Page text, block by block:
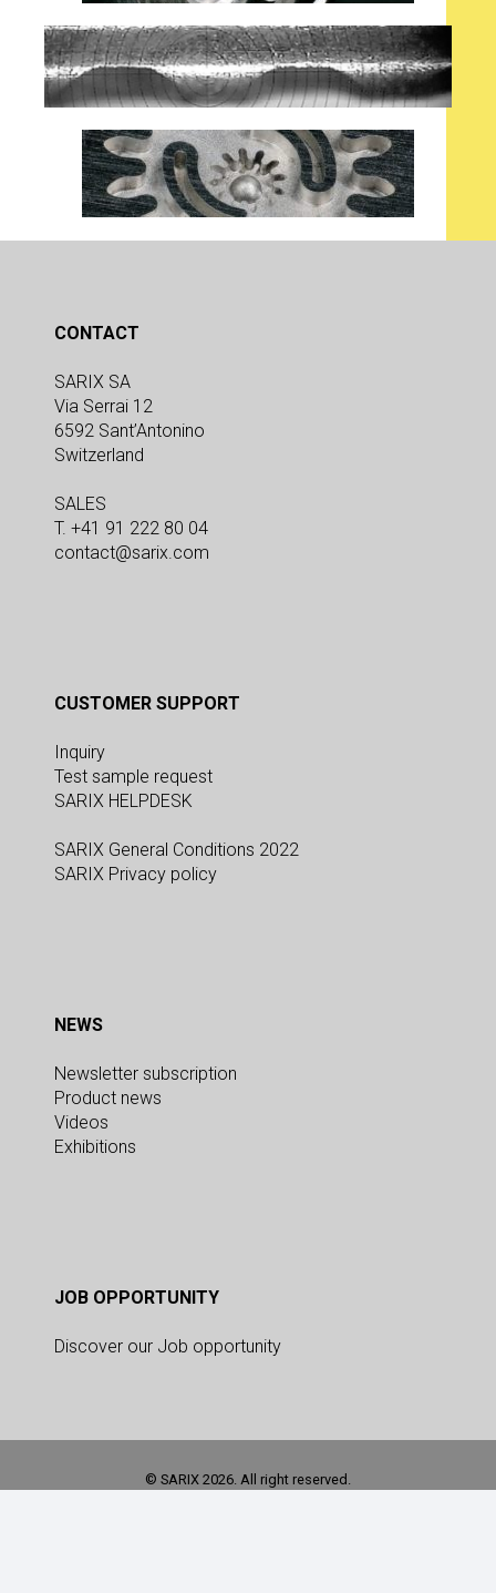
CONTACT
SARIX SA
Via Serrai 12
6592 Sant’Antonino
Switzerland
SALES
T. +41 91 222 80 04
contact@sarix.com
CUSTOMER SUPPORT
Inquiry
Test sample request
SARIX HELPDESK
SARIX General Conditions 2022
SARIX Privacy policy
NEWS
Newsletter subscription
Product news
Videos
Exhibitions
JOB OPPORTUNITY
Discover our Job opportunity
© SARIX 2026. All right reserved.